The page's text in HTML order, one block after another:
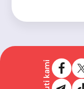
Ikuti kami